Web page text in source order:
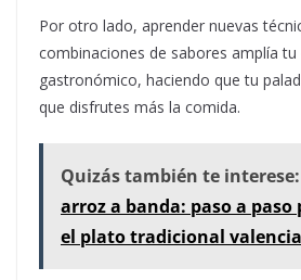
Por otro lado, aprender nuevas
combinaciones de sabores amplía
gastronómico, haciendo que tu
que disfrutes más la comida.
Quizás también te interese:
arroz a banda: paso a
el plato tradicional